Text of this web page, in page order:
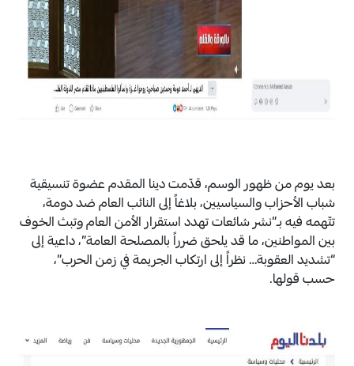
بعد يوم من ظهور الوسم، قدّمت دينا المقدم عضوة تنسيقية
شباب الأحزاب والسياسيين، بلاغاً إلى النائب العام ضد دومة،
تتّهمه فيه بـ”نشر شائعات تهدد استقرار الأمن العام وتبث الخوف
بين المواطنين، ما قد يلحق ضرراً بالمصلحة العامة”، داعية إلى
“تشديد العقوبة… نظراً إلى ارتكاب الجريمة في زمن الحرب”،
حسب قولها.